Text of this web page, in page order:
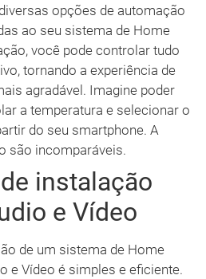
opções de automação
ao seu sistema de Home
você pode controlar tudo
tornando a experiência de
agradável. Imagine poder
a temperatura e selecionar o
do seu smartphone. A
são incomparáveis.
instalação
e Vídeo
de um sistema de Home
e Vídeo é simples e eficiente.